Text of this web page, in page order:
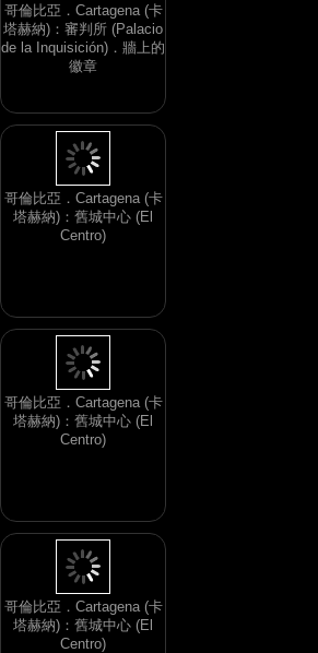
哥倫比亞．Cartagena (卡
塔赫納)：審判所 (Palacio
de la Inquisición)．牆上的
徽章
哥倫比亞．Cartagena (卡
塔赫納)：舊城中心 (El
Centro)
哥倫比亞．Cartagena (卡
塔赫納)：舊城中心 (El
Centro)
哥倫比亞．Cartagena (卡
塔赫納)：舊城中心 (El
Centro)